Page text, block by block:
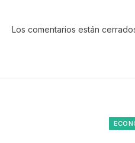
Los comentarios están